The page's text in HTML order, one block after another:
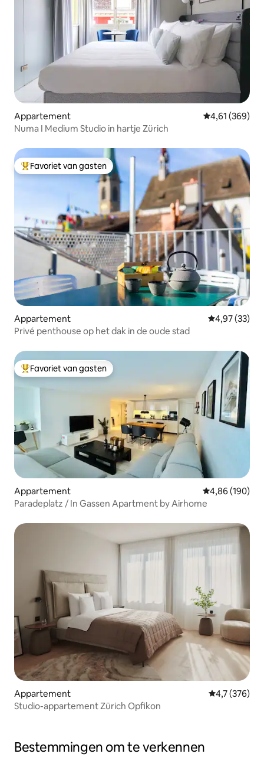
Appartement Gemiddelde
4,61 (369)
Numa I Medium Studio in hartje Zürich
Topfavoriet van gasten
Favoriet van gasten
Appartement Gemiddelde
4,97 (33)
Privé penthouse op het dak in de oude stad
Topfavoriet van gasten
Favoriet van gasten
Appartement Gemiddelde
4,86 (190)
Paradeplatz / In Gassen Apartment by Airhome
Appartement Gemiddelde
4,7 (376)
Studio-appartement Zürich Opfikon
Bestemmingen om te verkennen